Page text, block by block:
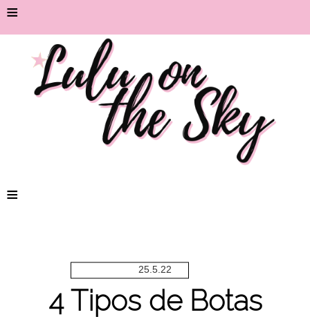
≡
≡
25.5.22
4 Tipos de Botas